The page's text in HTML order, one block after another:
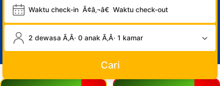
Waktu check-in Ã¢â‚¬â€ Waktu check-out
2 dewasa Ã‚Â· 0 anak Ã‚Â· 1 kamar
Cari